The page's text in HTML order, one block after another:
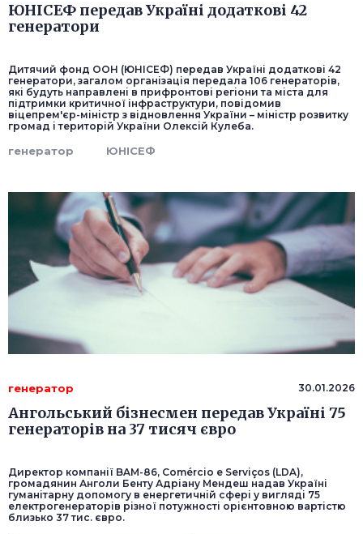
ЮНІСЕФ передав Україні додаткові 42
генератори
Дитячий фонд ООН (ЮНІСЕФ) передав Україні додаткові 42
генератори, загалом організація передала 106 генераторів,
які будуть направлені в прифронтові регіони та міста для
підтримки критичної інфраструктури, повідомив
віцепрем'єр-міністр з відновлення України – міністр розвитку
громад і територій України Олексій Кулеба.
генератор ЮНІСЕФ
генератор 30.01.2026
Ангольський бізнесмен передав Україні 75
генераторів на 37 тисяч євро
Директор компанії BAM-86, Comércio e Serviços (LDA),
громадянин Анголи Бенту Адріану Мендеш надав Україні
гуманітарну допомогу в енергетичній сфері у вигляді 75
електрогенераторів різної потужності орієнтовною вартістю
близько 37 тис. євро.